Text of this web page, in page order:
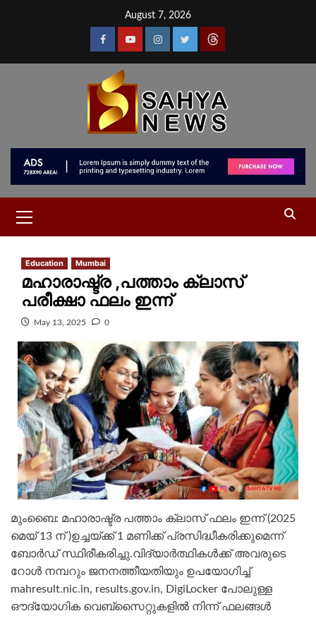
August 7, 2026
Education Mumbai
മഹാരാഷ്ട്ര ,പത്താം ക്ലാസ്
പരീക്ഷാ ഫലം ഇന്ന്
May 13, 2025 0
മുംബൈ: മഹാരാഷ്ട്ര പത്താം ക്ലാസ് ഫലം ഇന്ന് (2025
മെയ് 13 ന് )ഉച്ചയ്ക്ക് 1 മണിക്ക് പ്രസിദ്ധീകരിക്കുമെന്ന്
ബോർഡ് സ്ഥിരീകരിച്ചു.വിദ്യാർത്ഥികൾക്ക് അവരുടെ
റോൾ നമ്പറും ജനനത്തീയതിയും ഉപയോഗിച്ച്
mahresult.nic.in, results.gov.in, DigiLocker പോലുള്ള
ഔദ്യോഗിക വെബ്‌സൈറ്റുകളിൽ നിന്ന് ഫലങ്ങൾ